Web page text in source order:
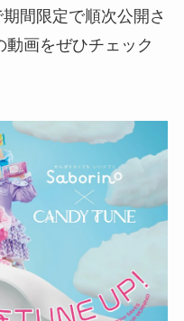
間限定で順次公開さ
画をぜひチェック